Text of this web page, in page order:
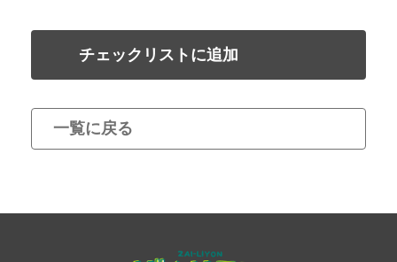
チェックリストに追加
一覧に戻る